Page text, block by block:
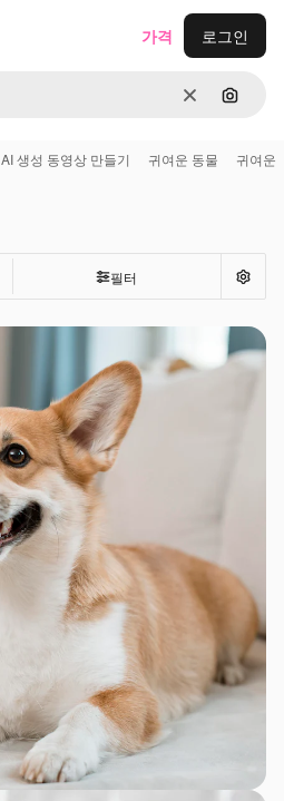
지우기이미지
가격 로그인
AI 생성 동영상 만들기 귀여운 동물 귀여운
필터